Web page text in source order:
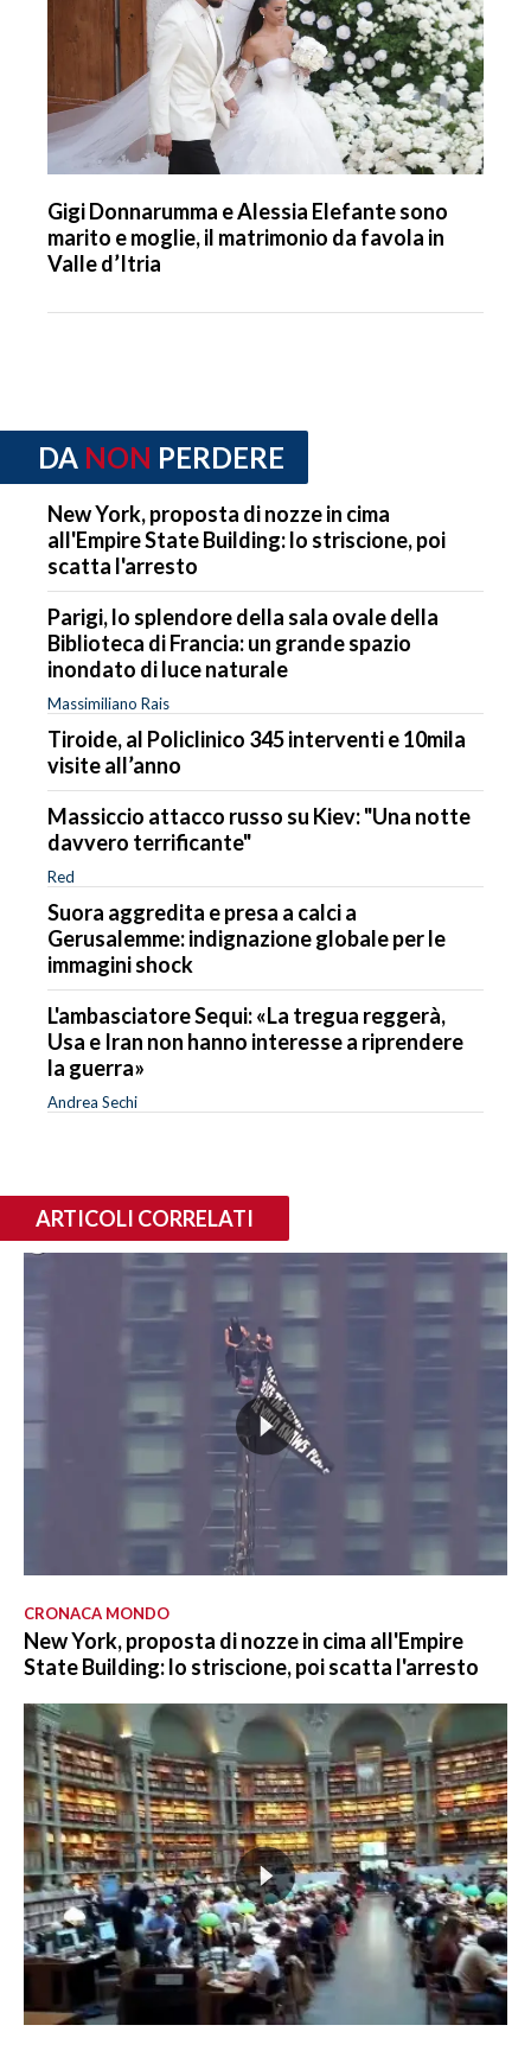
Gigi Donnarumma e Alessia Elefante sono
marito e moglie, il matrimonio da favola in
Valle d’Itria
DA NON PERDERE
New York, proposta di nozze in cima
all'Empire State Building: lo striscione, poi
scatta l'arresto
Parigi, lo splendore della sala ovale della
Biblioteca di Francia: un grande spazio
inondato di luce naturale
Massimiliano Rais
Tiroide, al Policlinico 345 interventi e 10mila
visite all’anno
Massiccio attacco russo su Kiev: "Una notte
davvero terrificante"
Red
Suora aggredita e presa a calci a
Gerusalemme: indignazione globale per le
immagini shock
L'ambasciatore Sequi: «La tregua reggerà,
Usa e Iran non hanno interesse a riprendere
la guerra»
Andrea Sechi
ARTICOLI CORRELATI
CRONACA MONDO
New York, proposta di nozze in cima all'Empire
State Building: lo striscione, poi scatta l'arresto